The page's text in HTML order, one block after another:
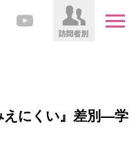
えにくい』差別―学